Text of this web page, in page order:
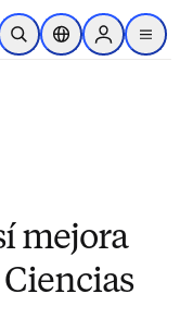
al contenido principal
Abrir búsqueda
Selector deSign in to
menu
mejora